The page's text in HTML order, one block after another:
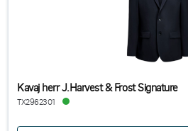
Kavaj herr J.Harvest & Frost Signature
TX2962301